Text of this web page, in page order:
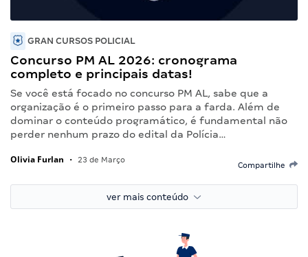
GRAN CURSOS POLICIAL
Concurso PM AL 2026: cronograma
completo e principais datas!
Se você está focado no concurso PM AL, sabe que a
organização é o primeiro passo para a farda. Além de
dominar o conteúdo programático, é fundamental não
perder nenhum prazo do edital da Polícia…
Olivia Furlan • 23 de Março
Compartilhe
ver mais conteúdo